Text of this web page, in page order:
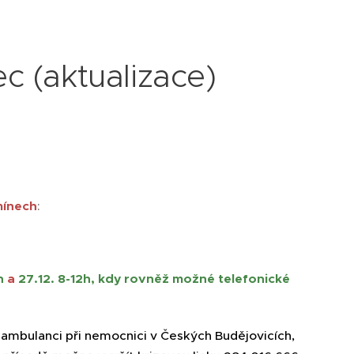
(aktualizace)
:
a 27.12. 8-12h, kdy rovněž možné telefonické
při nemocnici v Českých Budějovicích,